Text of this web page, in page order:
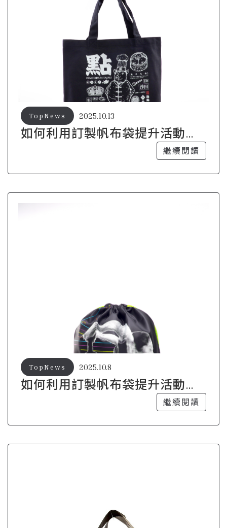
如何利用訂製帆布袋提升活動的
2025.10.13
TopNews
繼續閱讀
如何利用訂製帆布袋提升活動的
2025.10.8
TopNews
繼續閱讀